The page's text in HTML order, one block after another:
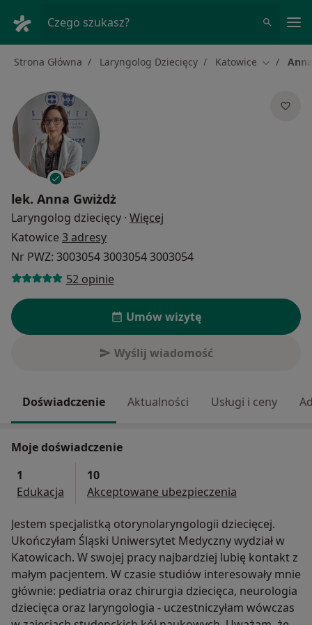
Czego szukasz?
Strona Główna Laryngolog Dziecięcy Katowice Zmień
lek. Anna Gwiżdż
Laryngolog dziecięcy · Więcej
Katowice 3 adresy
Nr PWZ: 3003054 3003054 3003054
52 opinie
Umów wizytę
Wyślij wiadomość
Doświadczenie Aktualności Usługi i ceny
Moje doświadczenie
1
Edukacja
10
Akceptowane ubezpieczenia
Jestem specjalistką otorynolaryngologii dziecięcej.
Ukończyłam Śląski Uniwersytet Medyczny wydział w
Katowicach. W swojej pracy najbardziej lubię kontakt z
małym pacjentem. W czasie studiów interesowały mnie
głównie: pediatria oraz chirurgia dziecięca, neurologia
dziecięca oraz laryngologia - uczestniczyłam wówczas